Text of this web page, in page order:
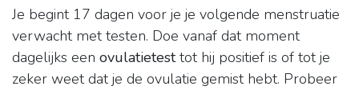
Je begint 17 dagen voor je je volgende menstruatie
verwacht met testen. Doe vanaf dat moment
dagelijks een ovulatietesttot hij positief is of tot je
zeker weet dat je de ovulatie gemist hebt. Probeer